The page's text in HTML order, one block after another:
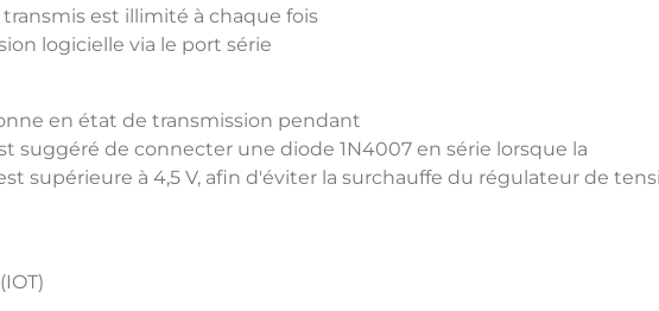
est illimité à chaque fois
logicielle via le port série
en état de transmission pendant
suggéré de connecter une diode 1N4007 en série lorsque la
supérieure à 4,5 V, afin d'éviter la surchauffe du régulateur de